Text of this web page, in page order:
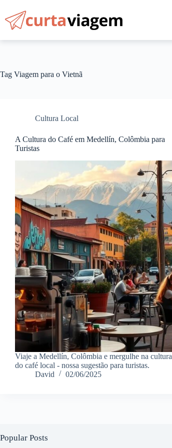
conteúdo
Tag Viagem para o Vietnã
Cultura Local
A Cultura do Café em Medellín, Colômbia para
Turistas
Viaje a Medellín, Colômbia e mergulhe na cultura
do café local - nossa sugestão para turistas.
David
02/06/2025
Popular Posts